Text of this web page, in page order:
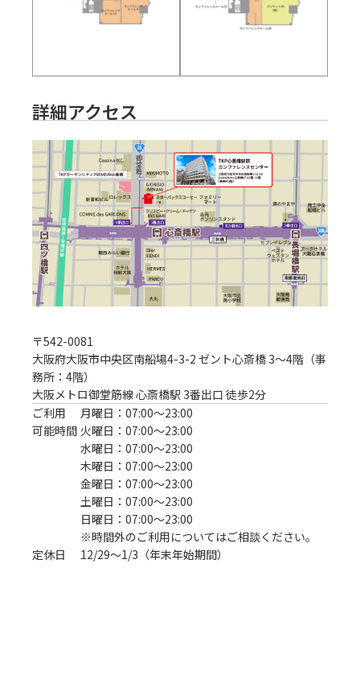
詳細アクセス
〒542-0081
大阪府大阪市中央区南船場4-3-2 ゼント心斎橋 3～4階（事
務所：4階）
大阪メトロ御堂筋線 心斎橋駅 3番出口 徒歩2分
ご利用
可能時間
月曜日：07:00〜23:00
火曜日：07:00〜23:00
水曜日：07:00〜23:00
木曜日：07:00〜23:00
金曜日：07:00〜23:00
土曜日：07:00〜23:00
日曜日：07:00〜23:00
※時間外のご利用についてはご相談ください。
定休日
12/29～1/3（年末年始期間）